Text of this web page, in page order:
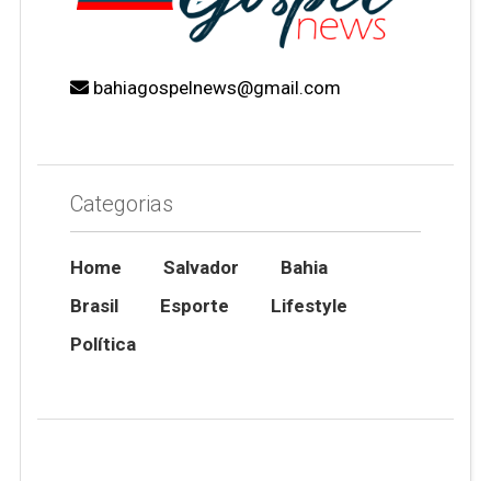
bahiagospelnews@gmail.com
Categorias
Home Salvador
Bahia
Brasil
Esporte
Lifestyle
Política